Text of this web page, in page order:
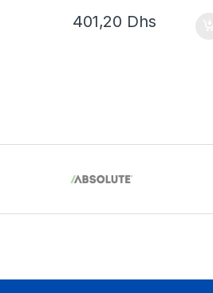
401,20 Dhs